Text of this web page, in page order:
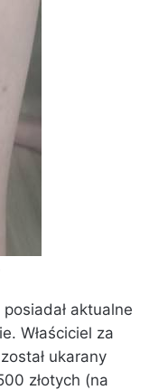
aktualne
Właściciel za
ukarany
złotych (na